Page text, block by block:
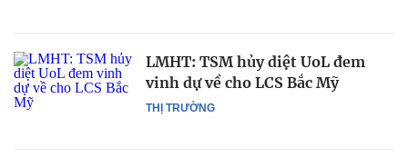
THỊ TRƯỜNG
LMHT: TSM hủy diệt UoL đem
vinh dự về cho LCS Bắc Mỹ